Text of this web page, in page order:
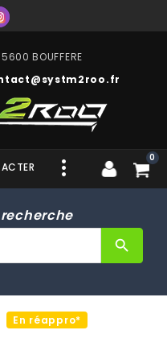
BOUFFERE
0
search
En réappro*